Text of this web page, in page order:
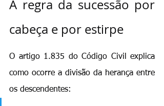
A regra da sucessão por
cabeça e por estirpe
O artigo 1.835 do Código Civil explica
como ocorre a divisão da herança entre
os descendentes: